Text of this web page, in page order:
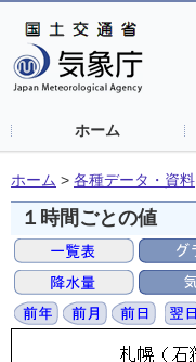
ホーム
ホーム > 各種データ・資料
１時間ごとの値